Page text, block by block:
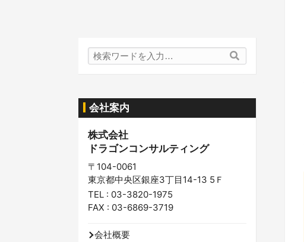
検
索
会社案内
株式会社
ドラゴンコンサルティング
〒104-0061
東京都中央区銀座3丁目14-13 5Ｆ
TEL : 03-3820-1975
FAX : 03-6869-3719
会社概要